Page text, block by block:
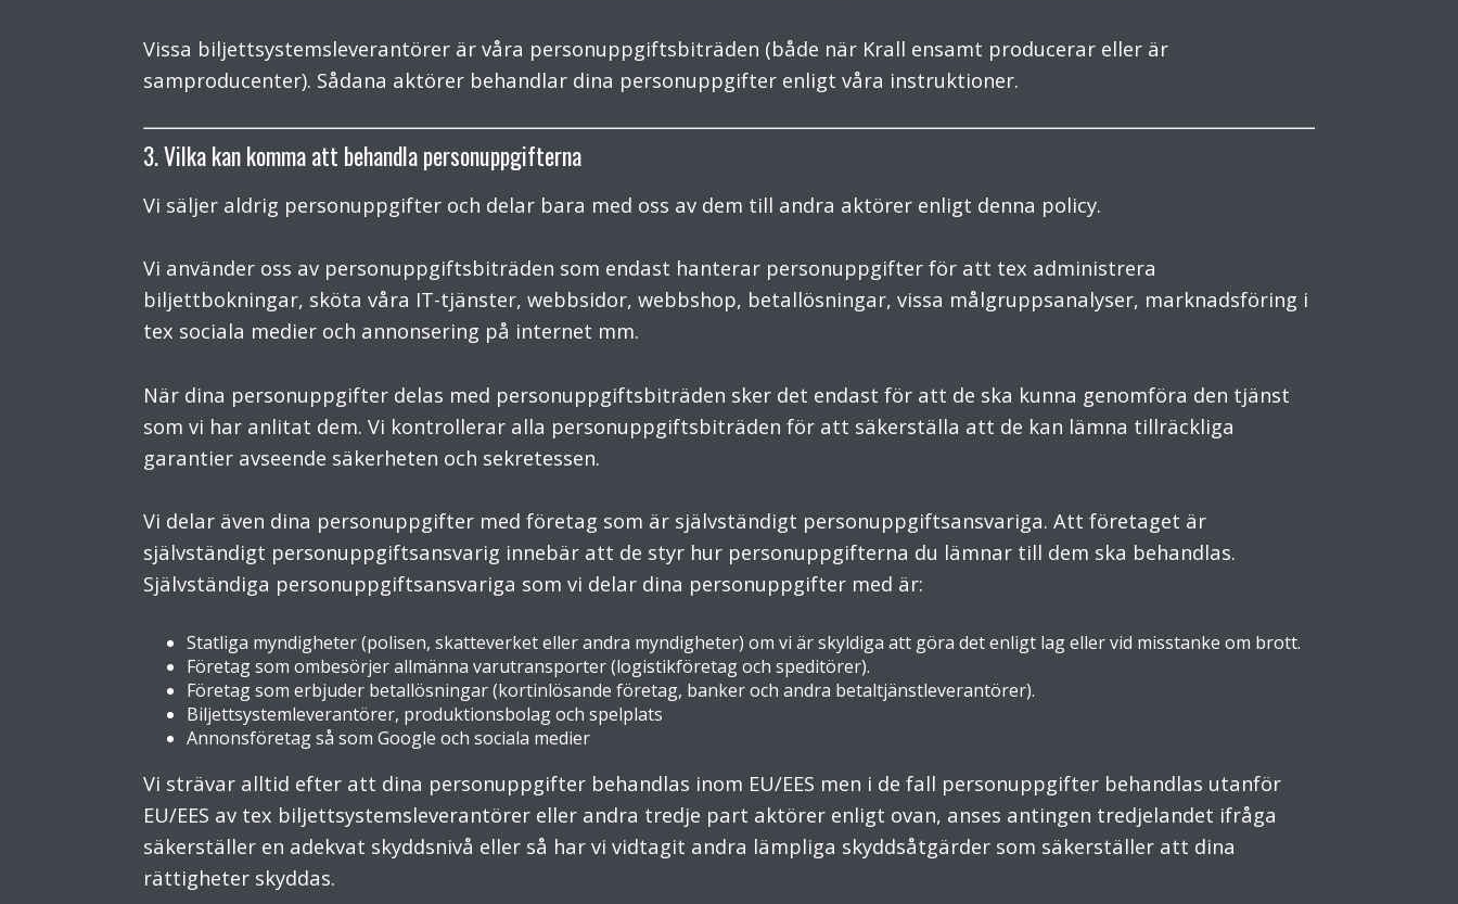
Vissa biljettsystemsleverantörer är våra personuppgiftsbiträden (både när Krall ensamt producerar eller är
samproducenter). Sådana aktörer behandlar dina personuppgifter enligt våra instruktioner.
3. Vilka kan komma att behandla personuppgifterna
Vi säljer aldrig personuppgifter och delar bara med oss av dem till andra aktörer enligt denna policy.
Vi använder oss av personuppgiftsbiträden som endast hanterar personuppgifter för att tex administrera
biljettbokningar, sköta våra IT-tjänster, webbsidor, webbshop, betallösningar, vissa målgruppsanalyser, marknadsföring i
tex sociala medier och annonsering på internet mm.
När dina personuppgifter delas med personuppgiftsbiträden sker det endast för att de ska kunna genomföra den tjänst
som vi har anlitat dem. Vi kontrollerar alla personuppgiftsbiträden för att säkerställa att de kan lämna tillräckliga
garantier avseende säkerheten och sekretessen.
Vi delar även dina personuppgifter med företag som är självständigt personuppgiftsansvariga. Att företaget är
självständigt personuppgiftsansvarig innebär att de styr hur personuppgifterna du lämnar till dem ska behandlas.
Självständiga personuppgiftsansvariga som vi delar dina personuppgifter med är:
Statliga myndigheter (polisen, skatteverket eller andra myndigheter) om vi är skyldiga att göra det enligt lag eller vid misstanke om brott.
Företag som ombesörjer allmänna varutransporter (logistikföretag och speditörer).
Företag som erbjuder betallösningar (kortinlösande företag, banker och andra betaltjänstleverantörer).
Biljettsystemleverantörer, produktionsbolag och spelplats
Annonsföretag så som Google och sociala medier
Vi strävar alltid efter att dina personuppgifter behandlas inom EU/EES men i de fall personuppgifter behandlas utanför
EU/EES av tex biljettsystemsleverantörer eller andra tredje part aktörer enligt ovan, anses antingen tredjelandet ifråga
säkerställer en adekvat skyddsnivå eller så har vi vidtagit andra lämpliga skyddsåtgärder som säkerställer att dina
rättigheter skyddas.